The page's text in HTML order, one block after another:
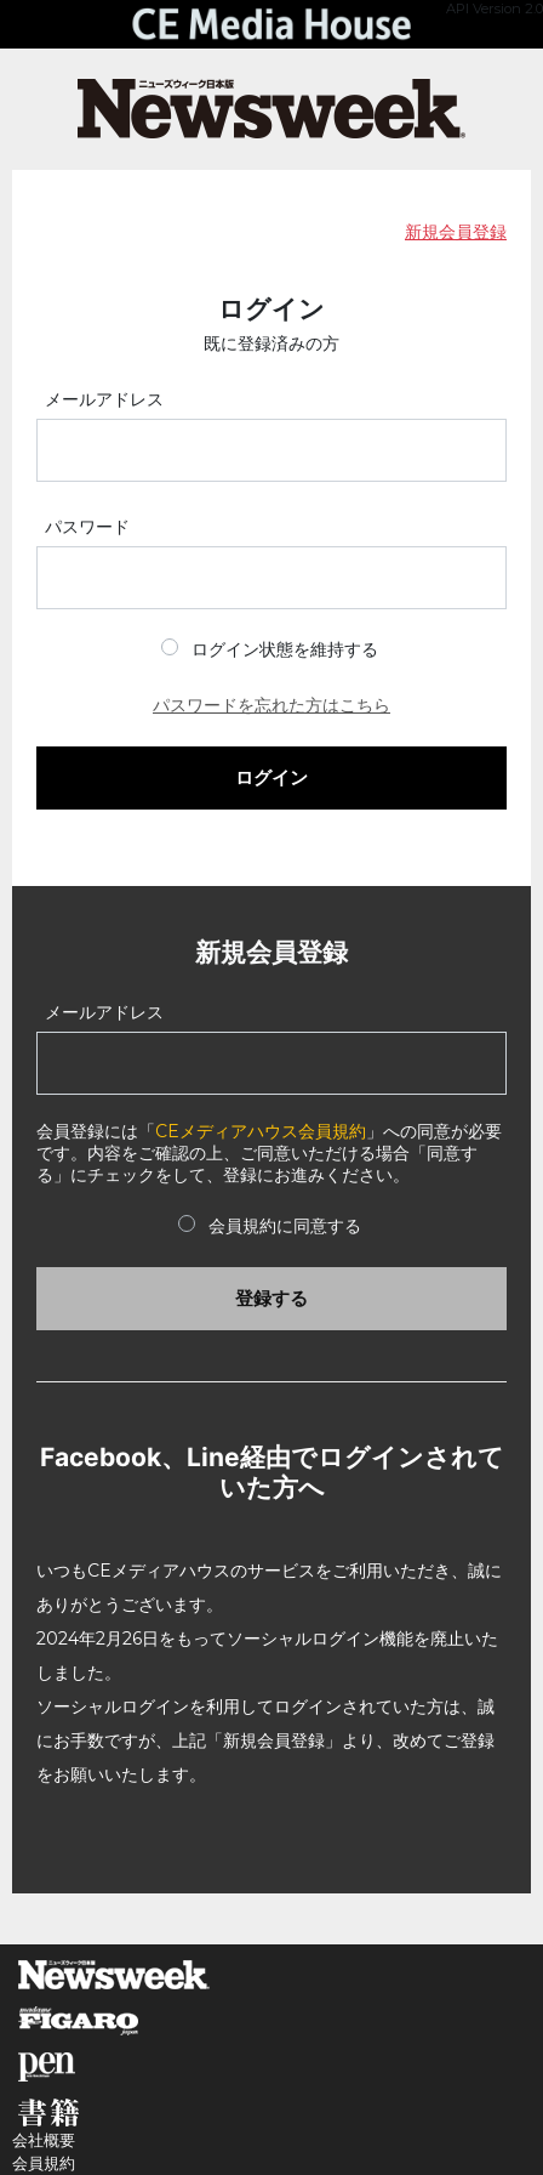
API Version 2.0
新規会員登録
ログイン
既に登録済みの方
メールアドレス
パスワード
ログイン状態を維持する
パスワードを忘れた方はこちら
ログイン
新規会員登録
メールアドレス
会員登録には「CEメディアハウス会員規約 」への同意が必要
です。内容をご確認の上、ご同意いただける場合「同意す
る」にチェックをして、登録にお進みください。
会員規約に同意する
登録する
Facebook、Line経由でログインされて
いた方へ
いつもCEメディアハウスのサービスをご利用いただき、誠に
ありがとうございます。
2024年2月26日をもってソーシャルログイン機能を廃止いた
しました。
ソーシャルログインを利用してログインされていた方は、誠
にお手数ですが、上記「新規会員登録」より、改めてご登録
をお願いいたします。
会社概要
会員規約